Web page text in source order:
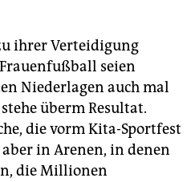
ihrer Verteidigung
seien
Niederlagen auch mal
überm Resultat.
die vorm Kita-Sportfest
in Arenen, in denen
die Millionen